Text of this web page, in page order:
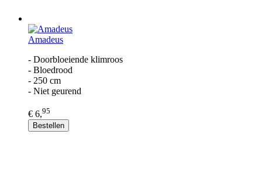
Amadeus
- Doorbloeiende klimroos
- Bloedrood
- 250 cm
- Niet geurend
€ 6,95
Bestellen